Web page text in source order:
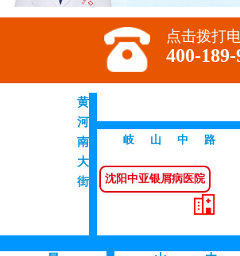
点击拨打
400-189-
黄
河
南
大
街
沈阳中亚银屑病医院
岐山中路